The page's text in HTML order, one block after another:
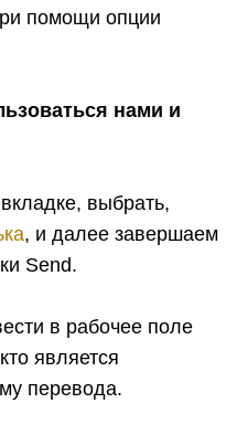
помощи опции
нами и
выбрать,
, и далее завершаем
Send.
в рабочее поле
является
перевода.